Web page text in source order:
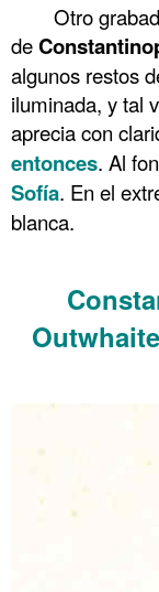
Otro
de
algunos restos
iluminada, y tal
aprecia con
entonces. Al
Sofía. En el
blanca.